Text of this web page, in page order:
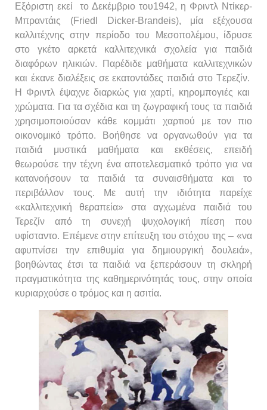
Εξόριστη εκεί το Δεκέμβριο του1942, η Φριντλ Ντίκερ-
Μπραντάις (Friedl Dicker-Brandeis), μία εξέχουσα
καλλιτέχνης στην περίοδο του Μεσοπολέμου, ίδρυσε
στο γκέτο αρκετά καλλιτεχνικά σχολεία για παιδιά
διαφόρων ηλικιών. Παρέδιδε μαθήματα καλλιτεχνικών
και έκανε διαλέξεις σε εκατοντάδες παιδιά στο Tερεζίν.
H Φριντλ έψαχνε διαρκώς για χαρτί, κηρομπογιές και
χρώματα. Για τα σχέδια και τη ζωγραφική τους τα παιδιά
χρησιμοποιούσαν κάθε κομμάτι χαρτιού με τον πιο
οικονομικό τρόπο. Βοήθησε να οργανωθούν για τα
παιδιά μυστικά μαθήματα και εκθέσεις, επειδή
θεωρούσε την τέχνη ένα αποτελεσματικό τρόπο για να
κατανοήσουν τα παιδιά τα συναισθήματα και το
περιβάλλον τους. Με αυτή την ιδιότητα παρείχε
«καλλιτεχνική θεραπεία» στα αγχωμένα παιδιά του
Τερεζίν από τη συνεχή ψυχολογική πίεση που
υφίσταντο. Επέμενε στην επίτευξη του στόχου της – «να
αφυπνίσει την επιθυμία για δημιουργική δουλειά»,
βοηθώντας έτσι τα παιδιά να ξεπεράσουν τη σκληρή
πραγματικότητα της καθημερινότητάς τους, στην οποία
κυριαρχούσε ο τρόμος και η ασιτία.